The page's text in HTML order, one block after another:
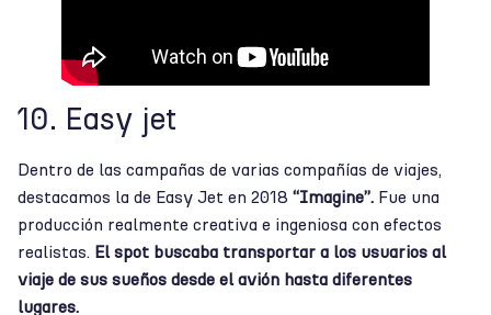
10. Easy jet
Dentro de las campañas de varias compañías de viajes,
destacamos la de Easy Jet en 2018 “Imagine”. Fue una
producción realmente creativa e ingeniosa con efectos
realistas. El spot buscaba transportar a los usuarios al
viaje de sus sueños desde el avión hasta diferentes
lugares.